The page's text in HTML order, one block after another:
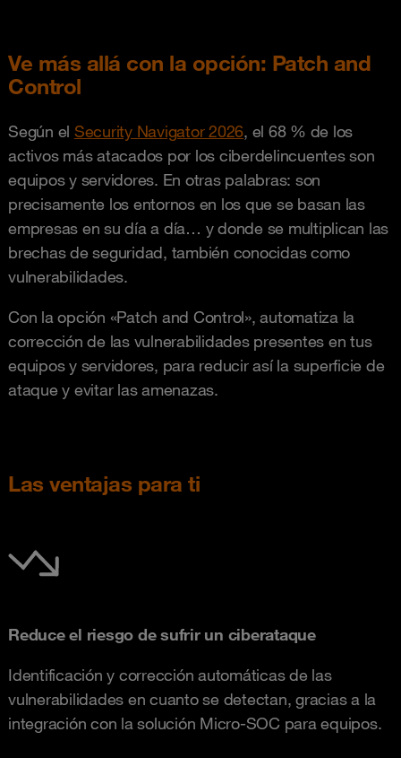
Ve más allá con la opción: Patch and
Control
Según el Security Navigator 2026, el 68 % de los
activos más atacados por los ciberdelincuentes son
equipos y servidores. En otras palabras: son
precisamente los entornos en los que se basan las
empresas en su día a día… y donde se multiplican las
brechas de seguridad, también conocidas como
vulnerabilidades.
Con la opción «Patch and Control», automatiza la
corrección de las vulnerabilidades presentes en tus
equipos y servidores, para reducir así la superficie de
ataque y evitar las amenazas.
Las ventajas para ti
Reduce el riesgo de sufrir un ciberataque
Identificación y corrección automáticas de las
vulnerabilidades en cuanto se detectan, gracias a la
integración con la solución Micro-SOC para equipos.